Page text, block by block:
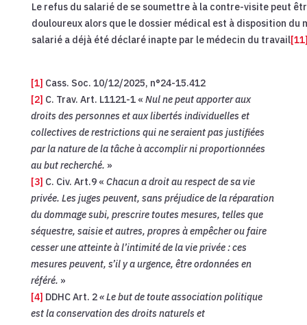
Le refus du salarié de se soumettre à la contre-visite peut
douloureux alors que le dossier médical est à disposition du
salarié a déjà été déclaré inapte par le médecin du travail
[1] Cass. Soc. 10/12/2025, n°24-15.412
[2] C. Trav. Art. L1121-1 « Nul ne peut apporter aux
droits des personnes et aux libertés individuelles et
collectives de restrictions qui ne seraient pas justifiées
par la nature de la tâche à accomplir ni proportionnées
au but recherché. »
[3] C. Civ. Art.9 « Chacun a droit au respect de sa vie
privée. Les juges peuvent, sans préjudice de la réparation
du dommage subi, prescrire toutes mesures, telles que
séquestre, saisie et autres, propres à empêcher ou faire
cesser une atteinte à l’intimité de la vie privée : ces
mesures peuvent, s’il y a urgence, être ordonnées en
référé. »
[4] DDHC Art. 2« Le but de toute association politique
est la conservation des droits naturels et